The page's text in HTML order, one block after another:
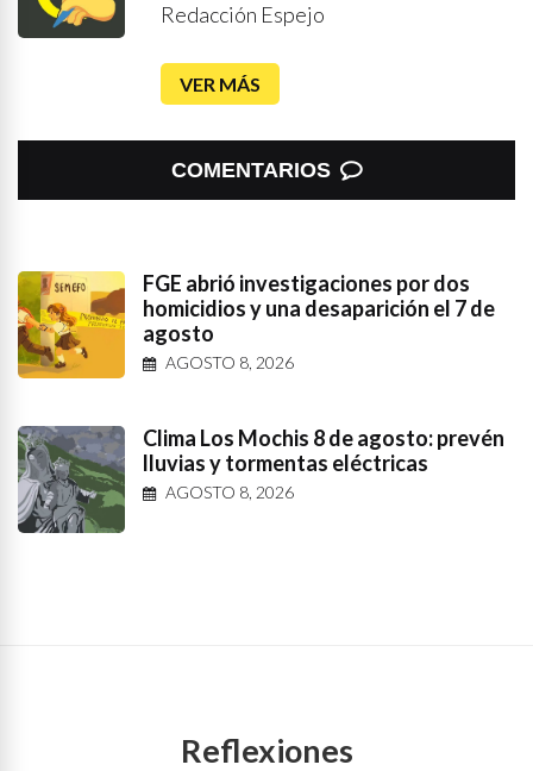
Redacción Espejo
VER MÁS
COMENTARIOS
FGE abrió investigaciones por dos
homicidios y una desaparición el 7 de
agosto
AGOSTO 8, 2026
Clima Los Mochis 8 de agosto: prevén
lluvias y tormentas eléctricas
AGOSTO 8, 2026
Reflexiones